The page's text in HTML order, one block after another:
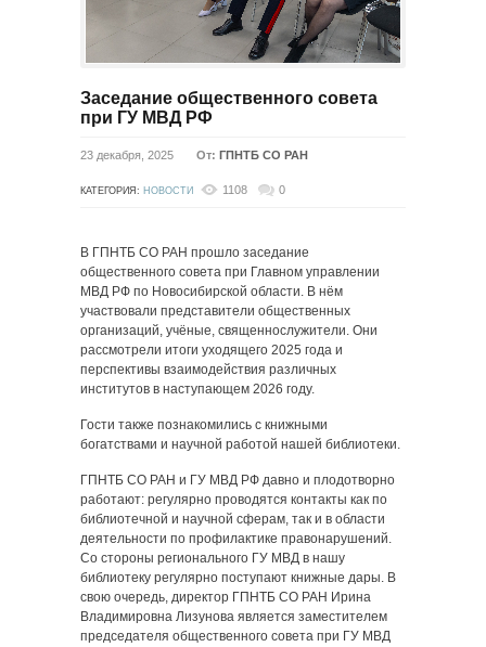
Заседание общественного совета
при ГУ МВД РФ
23 декабря, 2025 От: ГПНТБ СО РАН
КАТЕГОРИЯ: НОВОСТИ 1108 0
В ГПНТБ СО РАН прошло заседание
общественного совета при Главном управлении
МВД РФ по Новосибирской области. В нём
участвовали представители общественных
организаций, учёные, священнослужители. Они
рассмотрели итоги уходящего 2025 года и
перспективы взаимодействия различных
институтов в наступающем 2026 году.
Гости также познакомились с книжными
богатствами и научной работой нашей библиотеки.
ГПНТБ СО РАН и ГУ МВД РФ давно и плодотворно
работают: регулярно проводятся контакты как по
библиотечной и научной сферам, так и в области
деятельности по профилактике правонарушений.
Со стороны регионального ГУ МВД в нашу
библиотеку регулярно поступают книжные дары. В
свою очередь, директор ГПНТБ СО РАН Ирина
Владимировна Лизунова является заместителем
председателя общественного совета при ГУ МВД